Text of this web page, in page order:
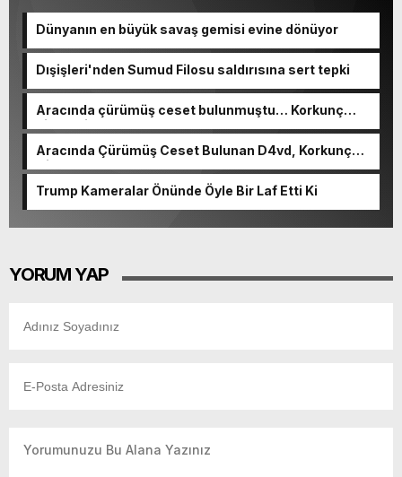
Dünyanın en büyük savaş gemisi evine dönüyor
Dışişleri'nden Sumud Filosu saldırısına sert tepki
Aracında çürümüş ceset bulunmuştu… Korkunç
cinayetin detayları ortaya çıktı
Aracında Çürümüş Ceset Bulunan D4vd, Korkunç
Cinayetle Yargılanıyor
Trump Kameralar Önünde Öyle Bir Laf Etti Ki
YORUM YAP